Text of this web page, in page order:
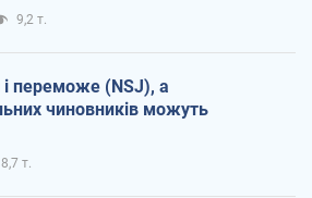
9,2 т.
переможе (NSJ), а
чиновників можуть
8,7 т.